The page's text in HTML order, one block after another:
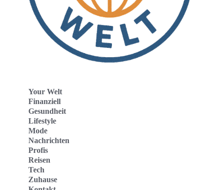
Your Welt
Finanziell
Gesundheit
Lifestyle
Mode
Nachrichten
Profis
Reisen
Tech
Zuhause